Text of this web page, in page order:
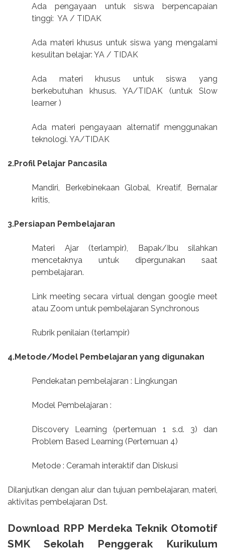
Ada pengayaan untuk siswa berpencapaian
tinggi: YA / TIDAK
Ada materi khusus untuk siswa yang mengalami
kesulitan belajar: YA / TIDAK
Ada materi khusus untuk siswa yang
berkebutuhan khusus. YA/TIDAK (untuk Slow
learner )
Ada materi pengayaan alternatif menggunakan
teknologi. YA/TIDAK
2.Profil Pelajar Pancasila
Mandiri, Berkebinekaan Global, Kreatif, Bernalar
kritis,
3.Persiapan Pembelajaran
Materi Ajar (terlampir), Bapak/Ibu silahkan
mencetaknya untuk dipergunakan saat
pembelajaran.
Link meeting secara virtual dengan google meet
atau Zoom untuk pembelajaran Synchronous
Rubrik penilaian (terlampir)
4.Metode/Model Pembelajaran yang digunakan
Pendekatan pembelajaran : Lingkungan
Model Pembelajaran :
Discovery Learning (pertemuan 1 s.d. 3) dan
Problem Based Learning (Pertemuan 4)
Metode : Ceramah interaktif dan Diskusi
Dilanjutkan dengan alur dan tujuan pembelajaran, materi,
aktivitas pembelajaran Dst.
Download RPP Merdeka Teknik Otomotif
SMK Sekolah Penggerak Kurikulum